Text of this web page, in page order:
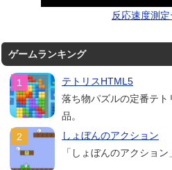
反応速度測定
ゲームランキング
テトリスHTML5
落ち物パズルの定番テ
品。
しょぼんのアクション
「しょぼんのアクショ